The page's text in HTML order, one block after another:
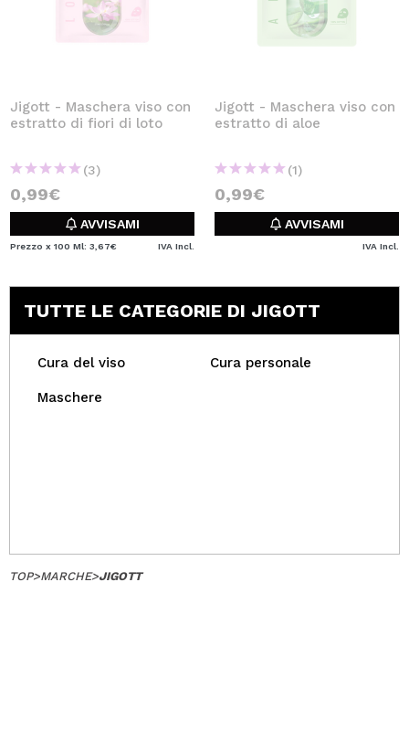
Jigott - Maschera viso con
estratto di fiori di loto
(3)
0,99€
AVVISAMI
Prezzo x 100 Ml: 3,67€ IVA Incl.
Jigott - Maschera viso con
estratto di aloe
(1)
0,99€
AVVISAMI
IVA Incl.
TUTTE LE CATEGORIE DI JIGOTT
Cura del viso Cura personale
Maschere
TOP>MARCHE>JIGOTT